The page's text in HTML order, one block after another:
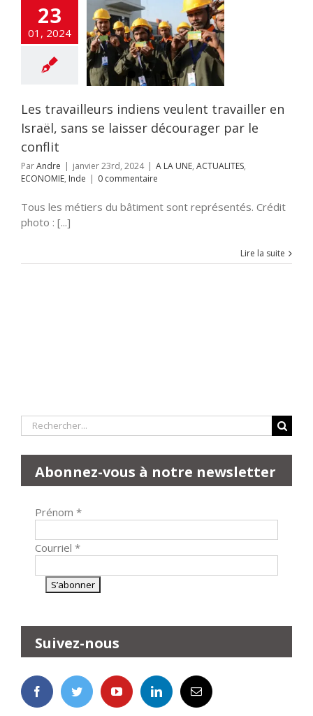
23
01, 2024
indiens
travailler en
se laisser
par le
Les travailleurs indiens veulent travailler en
Israël, sans se laisser décourager par le
conflit
ParAndre | janvier 23rd, 2024 | A LA UNE, ACTUALITES,
ECONOMIE, Inde | 0 commentaire
Tous les métiers du bâtiment sont représentés. Crédit
photo : [...]
Lire la suite
Rechercher:
Abonnez-vous à notre newsletter
Prénom *
Courriel *
Suivez-nous